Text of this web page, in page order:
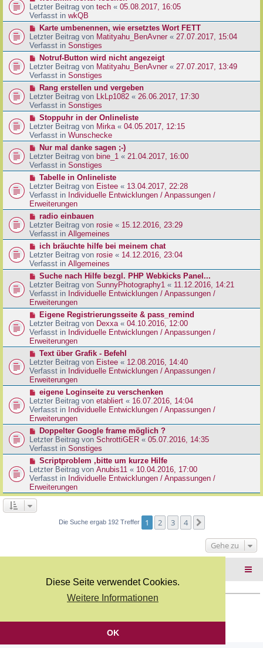
Diese Seite verwendet Cookies.
Weitere Informationen
OK
r
a
g
r
B
e
t
r
a
g
e
u
e
r
B
e
t
r
a
g
Letzter Beitrag von tech « 05.08.2017, 16:05
Verfasst in wkQB
N
e
u
e
r
B
e
t
r
a
g
Karte umbenennen, wie ersetztes Wort FETT
Letzter Beitrag von Matityahu_BenAvner « 27.07.2017, 15:04
Verfasst in Sonstiges
N
e
u
e
r
B
e
t
r
a
g
Notruf-Button wird nicht angezeigt
Letzter Beitrag von Matityahu_BenAvner« 27.07.2017, 13:49
Verfasst in Sonstiges
N
e
u
e
r
B
e
t
r
a
g
Rang erstellen und vergeben
Letzter Beitrag von LkLp1082 « 26.06.2017, 17:30
Verfasst in Sonstiges
N
e
u
e
r
B
e
t
r
a
g
Stoppuhr in der Onlineliste
Letzter Beitrag von Mirka« 04.05.2017, 12:15
Verfasst in Wunschecke
N
e
u
e
r
B
e
i
r
a
g
Nur mal danke sagen ;-)
Letzter Beitrag von bine_1 « 21.04.2017, 16:00
Verfasst in Sonstiges
N
e
u
e
r
B
e
i
r
a
g
Tabelle in Onlineliste
Letzter Beitrag von Eistee « 13.04.2017, 22:28
Verfasst in Individuelle Entwicklungen / Anpassungen /
Erweiterungen
N
e
u
e
r
B
e
t
r
a
g
radio einbauen
Letzter Beitrag von rosie « 15.12.2016, 23:29
Verfasst in Allgemeines
N
e
u
e
r
B
e
i
r
a
g
ich bräuchte hilfe bei meinem chat
Letzter Beitrag von rosie « 14.12.2016, 23:04
Verfasst in Allgemeines
N
e
u
e
r
B
e
i
t
a
g
Suche nach Hilfe bezgl. PHP Webkicks Panel...
Letzter Beitrag von SunnyPhotography1 « 11.12.2016, 14:21
Verfasst in Individuelle Entwicklungen / Anpassungen /
Erweiterungen
N
e
u
e
r
B
e
i
t
a
g
Eigene Registrierungsseite & pass_remind
Letzter Beitrag von Dexxa« 04.10.2016, 12:00
Verfasst in Individuelle Entwicklungen / Anpassungen /
Erweiterungen
N
e
u
e
r
B
e
i
t
a
g
Text über Grafik - Befehl
Letzter Beitrag von Eistee « 12.08.2016, 14:40
Verfasst in Individuelle Entwicklungen / Anpassungen /
Erweiterungen
N
e
u
e
r
B
e
i
r
a
g
eigene Loginseite zu verschenken
Letzter Beitrag von etabliert « 16.07.2016, 14:04
Verfasst in Individuelle Entwicklungen / Anpassungen /
Erweiterungen
N
e
u
e
r
B
e
i
t
r
Doppelter Google frame möglich ?
Letzter Beitrag von SchrottiGER « 05.07.2016, 14:35
Verfasst in Sonstiges
N
e
u
e
r
e
g
Scriptproblem ,bitte um kurze Hilfe
Letzter Beitrag von Anubis11 « 10.04.2016, 17:00
Verfasst in Individuelle Entwicklungen / Anpassungen /
Erweiterungen
Die Suche ergab 192 Treffer 1 2 3 4
Gehe zu
Deutsche Übersetzung durchphpBB.de